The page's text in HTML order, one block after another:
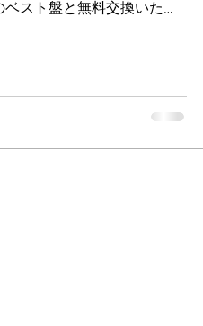
スト盤と無料交換いたし